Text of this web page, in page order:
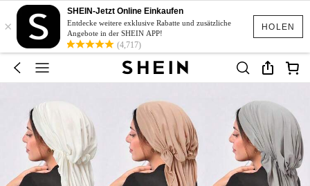
HOLEN
×
SHEIN-Jetzt Online Einkaufen
Entdecke weitere exklusive Rabatte und zusätzliche
Angebote in der SHEIN APP!
(4,717)